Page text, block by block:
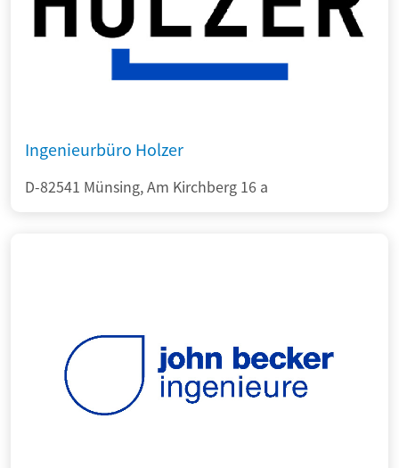
Ingenieurbüro Holzer
D-82541 Münsing, Am Kirchberg 16 a